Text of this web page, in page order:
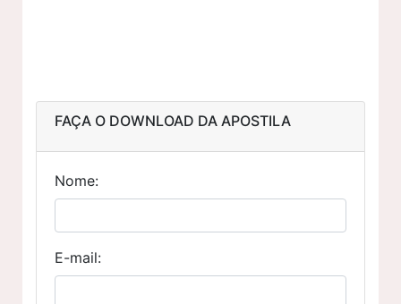
FAÇA O DOWNLOAD DA APOSTILA
Nome:
E-mail: